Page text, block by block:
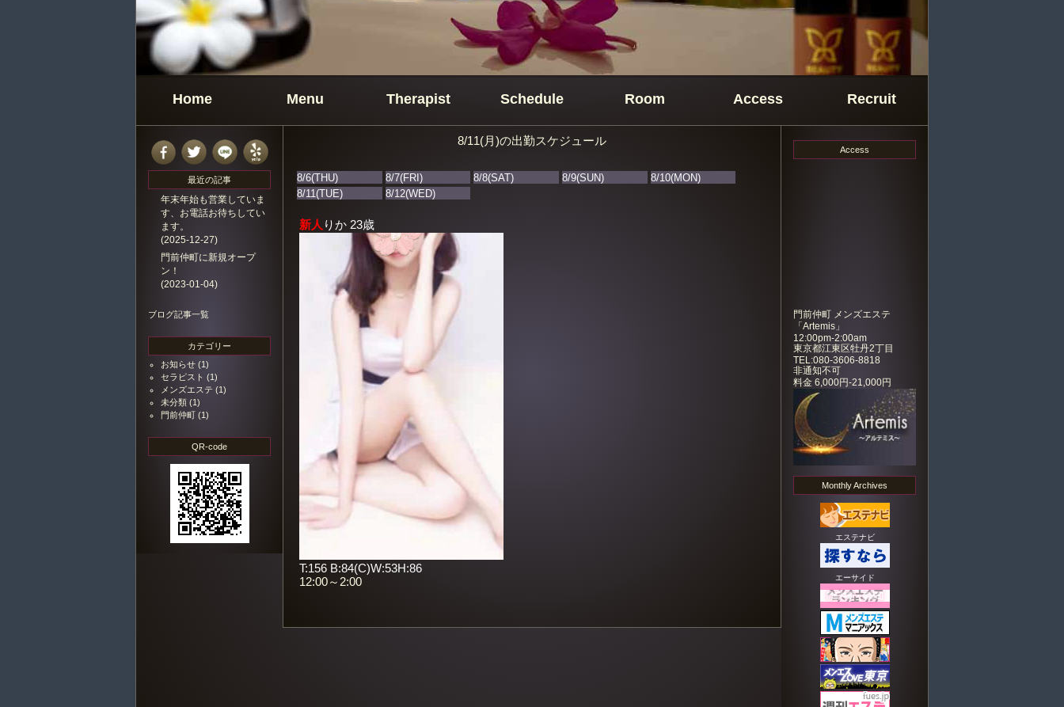
Home Menu Therapist Schedule Room Access Recruit
8/11(月)の出勤スケジュール
8/6(THU) 8/7(FRI) 8/8(SAT) 8/9(SUN)
8/10(MON)
8/11(TUE)
8/12(WED)
新人 りか 23歳
T:156 B:84(C)W:53H:86
12:00～2:00
最近の記事
年末年始も営業していま
す、お電話お待ちしてい
ます。
(2025-12-27)
門前仲町に新規オープ
ン！
(2023-01-04)
ブログ記事一覧
カテゴリー
お知らせ (1)
セラピスト (1)
メンズエステ (1)
未分類 (1)
門前仲町 (1)
QR-code
Access
門前仲町 メンズエステ
「Artemis 」
12:00pm-2:00am
東京都江東区牡丹2丁目
TEL:080-3606-8818
非通知不可
料金 6,000円-21,000円
Monthly Archives
エステナビ
エーサイド